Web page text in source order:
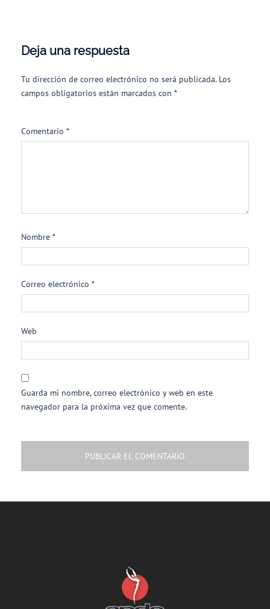
Deja una respuesta
Tu dirección de correo electrónico no será publicada. Los
campos obligatorios están marcados con *
Comentario *
Nombre *
Correo electrónico *
Web
Guarda mi nombre, correo electrónico y web en este
navegador para la próxima vez que comente.